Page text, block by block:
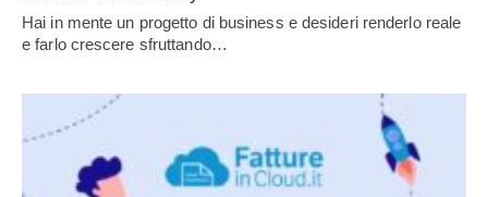
Hai in mente un progetto di business e desideri renderlo reale
e farlo crescere sfruttando…